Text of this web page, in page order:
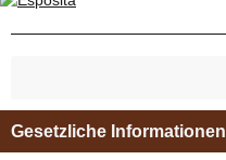
Gesetzliche Informationen